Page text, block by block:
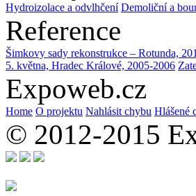
Hydroizolace a odvlhčení Demoliční a
Reference
Šimkovy sady rekonstrukce – Rotunda,
5. května, Hradec Králové, 2005-2006
Expoweb.cz
Home O projektu Nahlásit chybu Hlášené
© 2012-2015